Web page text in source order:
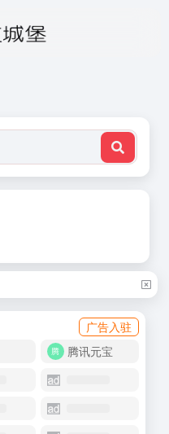
广告入驻
腾讯元宝